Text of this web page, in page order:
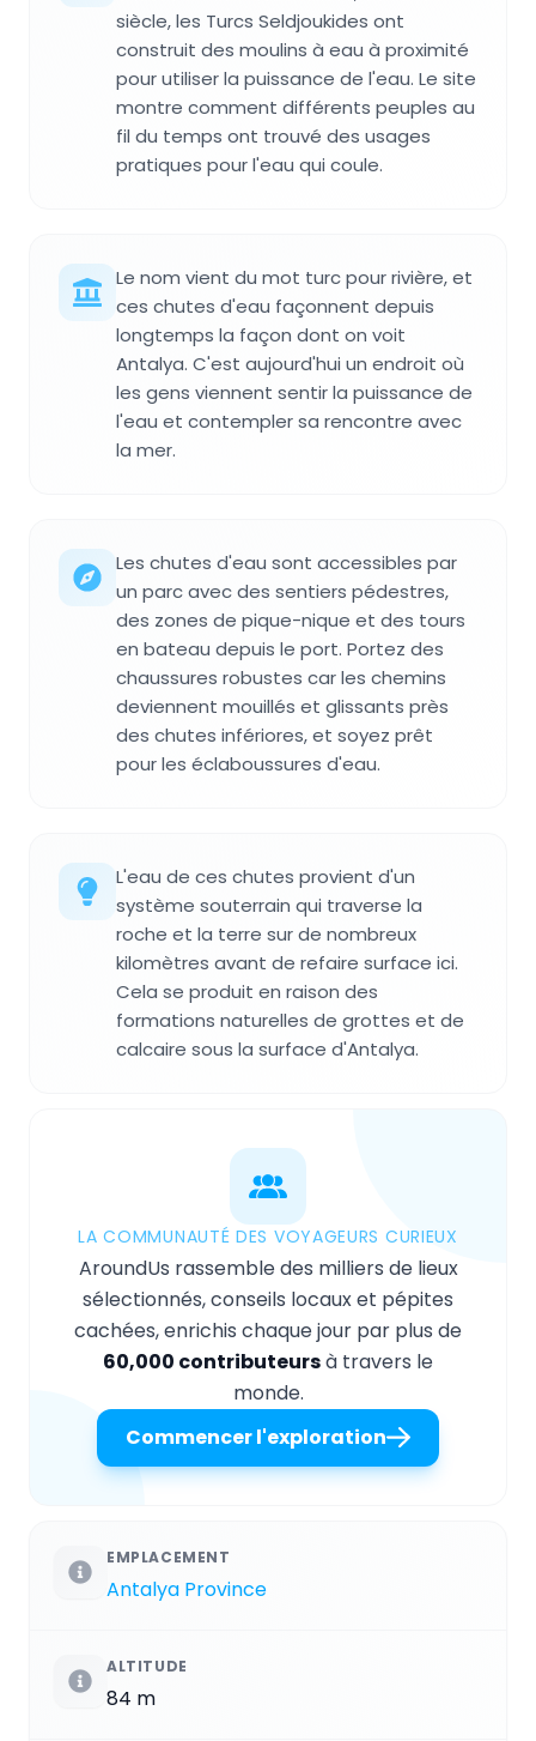
siècle, les Turcs Seldjoukides ont
construit des moulins à eau à proximité
pour utiliser la puissance de l'eau. Le site
montre comment différents peuples au
fil du temps ont trouvé des usages
pratiques pour l'eau qui coule.
Le nom vient du mot turc pour rivière, et
ces chutes d'eau façonnent depuis
longtemps la façon dont on voit
Antalya. C'est aujourd'hui un endroit où
les gens viennent sentir la puissance de
l'eau et contempler sa rencontre avec
la mer.
Les chutes d'eau sont accessibles par
un parc avec des sentiers pédestres,
des zones de pique-nique et des tours
en bateau depuis le port. Portez des
chaussures robustes car les chemins
deviennent mouillés et glissants près
des chutes infériores, et soyez prêt
pour les éclaboussures d'eau.
L'eau de ces chutes provient d'un
système souterrain qui traverse la
roche et la terre sur de nombreux
kilomètres avant de refaire surface ici.
Cela se produit en raison des
formations naturelles de grottes et de
calcaire sous la surface d'Antalya.
LA COMMUNAUTÉ DES VOYAGEURS CURIEUX
AroundUs rassemble des milliers de lieux
sélectionnés, conseils locaux et pépites
cachées, enrichis chaque jour par plus de
60,000 contributeursà travers le
monde.
Commencer l'exploration
EMPLACEMENT
Antalya Province
ALTITUDE
84 m